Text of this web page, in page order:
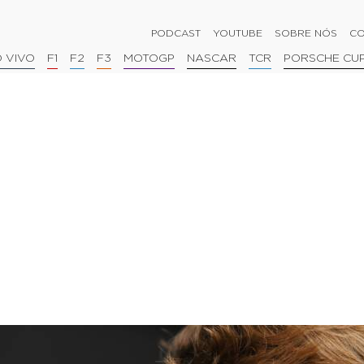
PODCAST YOUTUBE SOBRE NÓS
VIVO F1 F2 F3 MOTOGP NASCAR TCR PORSCHE